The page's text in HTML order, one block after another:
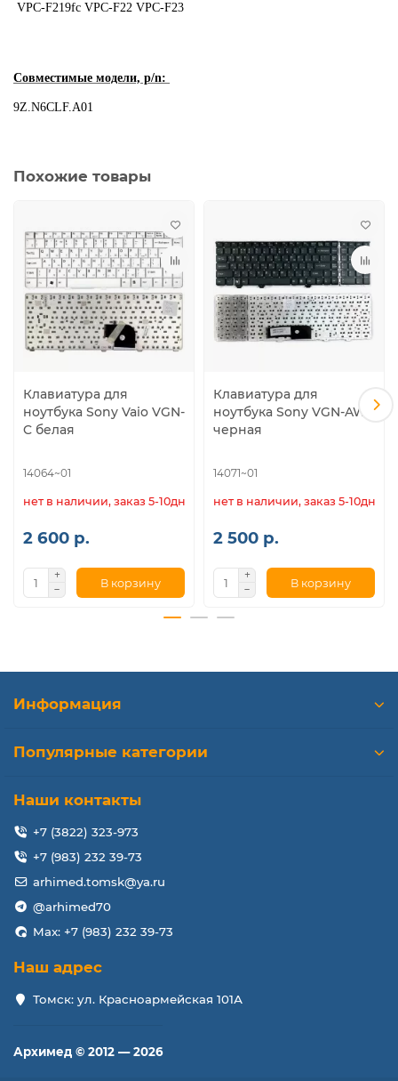
VPC-F219fc VPC-F22 VPC-F23
Совместимые модели, p/n:
9Z.N6CLF.A01
Похожие товары
Клавиатура для
ноутбука Sony Vaio VGN-
C белая
14064~01
нет в наличии, заказ 5-10дн.
2 600 р.
В корзину
Клавиатура для
ноутбука Sony VGN-AW
черная
14071~01
нет в наличии, заказ 5-10дн.
2 500 р.
В корзину
Информация
Популярные категории
Наши контакты
+7 (3822) 323-973
+7 (983) 232 39-73
arhimed.tomsk@ya.ru
@arhimed70
Max: +7 (983) 232 39-73
Наш адрес
Томск: ул. Красноармейская 101А
Архимед © 2012 — 2026